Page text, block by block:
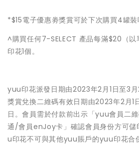
*$15電子優惠劵獎賞可於下次購買4罐裝
^購買任何7-SELECT 產品每滿$20（
印花1個。
yuu印花派發日期由2023年2月1日至3
獎賞兌換二維碼有效日期由2023年2月
日。會員需於付款前出示「yuu會員二
通/會員enJoy卡」確認會員身份方可儲
u印花不可與其他yuu賬戶的yuu印花合